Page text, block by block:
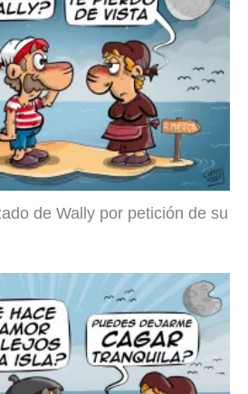
de Wally por petición de su